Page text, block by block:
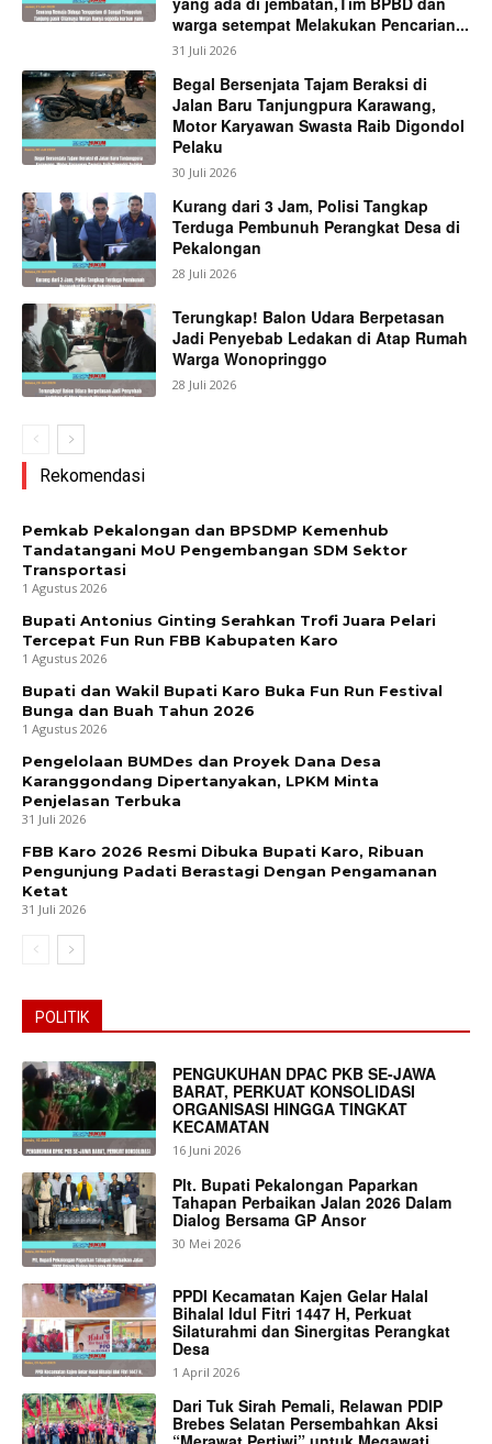
News Week
warga setempat Melakukan Pencarian...
31 Juli 2026
Begal Bersenjata Tajam Beraksi di
Jalan Baru Tanjungpura Karawang,
Motor Karyawan Swasta Raib Digondol
Pelaku
30 Juli 2026
Kurang dari 3 Jam, Polisi Tangkap
Terduga Pembunuh Perangkat Desa di
Pekalongan
28 Juli 2026
Terungkap! Balon Udara Berpetasan
Jadi Penyebab Ledakan di Atap Rumah
Warga Wonopringgo
28 Juli 2026
Rekomendasi
Pemkab Pekalongan dan BPSDMP Kemenhub
Tandatangani MoU Pengembangan SDM Sektor
Transportasi
1 Agustus 2026
Bupati Antonius Ginting Serahkan Trofi Juara Pelari
Tercepat Fun Run FBB Kabupaten Karo
1 Agustus 2026
Bupati dan Wakil Bupati Karo Buka Fun Run Festival
Bunga dan Buah Tahun 2026
1 Agustus 2026
Pengelolaan BUMDes dan Proyek Dana Desa
Karanggondang Dipertanyakan, LPKM Minta
Penjelasan Terbuka
31 Juli 2026
FBB Karo 2026 Resmi Dibuka Bupati Karo, Ribuan
Pengunjung Padati Berastagi Dengan Pengamanan
Ketat
31 Juli 2026
POLITIK
PENGUKUHAN DPAC PKB SE-JAWA
BARAT, PERKUAT KONSOLIDASI
ORGANISASI HINGGA TINGKAT
KECAMATAN
16 Juni 2026
Plt. Bupati Pekalongan Paparkan
Tahapan Perbaikan Jalan 2026 Dalam
Dialog Bersama GP Ansor
30 Mei 2026
PPDI Kecamatan Kajen Gelar Halal
Bihalal Idul Fitri 1447 H, Perkuat
Silaturahmi dan Sinergitas Perangkat
Desa
1 April 2026
Dari Tuk Sirah Pemali, Relawan PDIP
Brebes Selatan Persembahkan Aksi